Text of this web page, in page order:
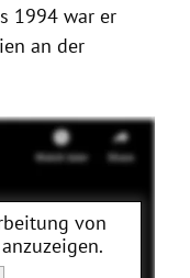
1994 war er
an der
von